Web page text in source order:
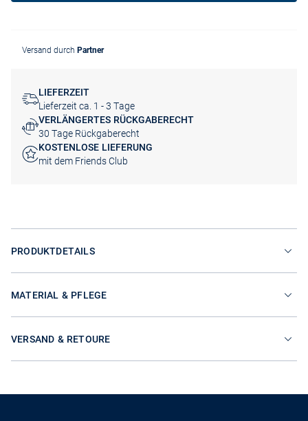
Versand durch Partner
LIEFERZEIT
Lieferzeit ca. 1 - 3 Tage
VERLÄNGERTES RÜCKGABERECHT
30 Tage Rückgaberecht
KOSTENLOSE LIEFERUNG
mit dem Friends Club
PRODUKTDETAILS
MATERIAL & PFLEGE
VERSAND & RETOURE